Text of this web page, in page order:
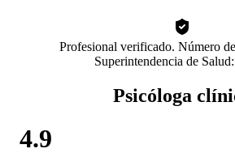
Profesional verificado. Número
Superintendencia de
Psicóloga
4.9